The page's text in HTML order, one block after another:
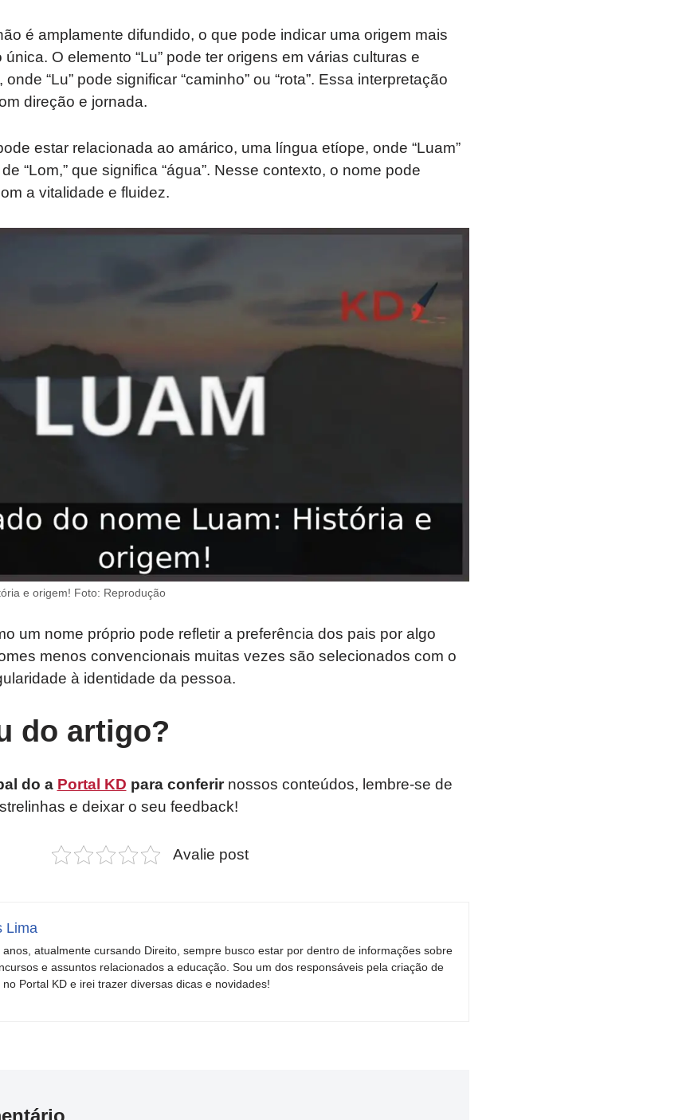
é amplamente difundido, o que pode indicar uma origem mais
O elemento “Lu” pode ter origens em várias culturas e
“Lu” pode significar “caminho” ou “rota”. Essa interpretação
direção e jornada.
estar relacionada ao amárico, uma língua etíope, onde “Luam”
“Lom,” que significa “água”. Nesse contexto, o nome pode
a vitalidade e fluidez.
e origem! Foto: Reprodução
um nome próprio pode refletir a preferência dos pais por algo
menos convencionais muitas vezes são selecionados com o
à identidade da pessoa.
do artigo?
do a Portal KD para conferirnossos conteúdos, lembre-se de
e deixar o seu feedback!
Avalie post
Lima
anos, atualmente cursando Direito, sempre busco estar por dentro de informações sobre
e assuntos relacionados a educação. Sou um dos responsáveis pela criação de
Portal KD e irei trazer diversas dicas e novidades!